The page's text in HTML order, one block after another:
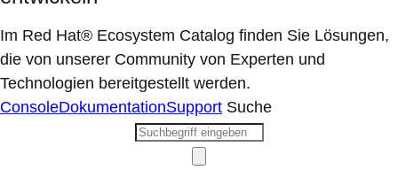
Im Red Hat® Ecosystem Catalog finden Sie Lösungen,
die von unserer Community von Experten und
Technologien bereitgestellt werden.
ConsoleDokumentationSupport Suche